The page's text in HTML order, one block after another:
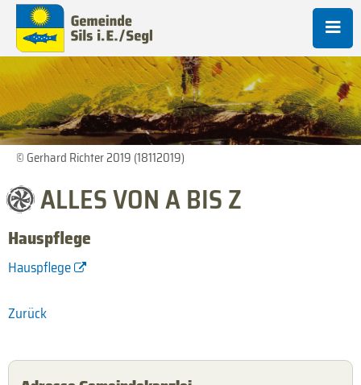
© Gerhard Richter 2019 (18112019)
ALLES VON A BIS Z
Hauspflege
Hauspflege
Zurück